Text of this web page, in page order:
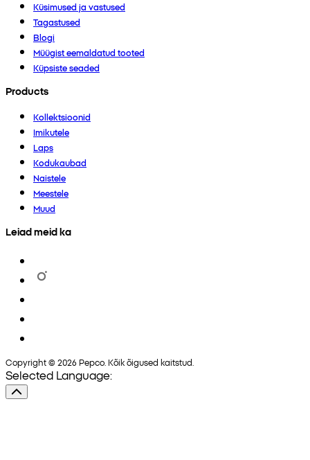
Küsimused ja vastused
Tagastused
Blogi
Müügist eemaldatud tooted
Küpsiste seaded
Products
Kollektsioonid
Imikutele
Laps
Kodukaubad
Naistele
Meestele
Muud
Leiad meid ka
Copyright © 2026 Pepco. Kõik õigused kaitstud.
Selected Language: